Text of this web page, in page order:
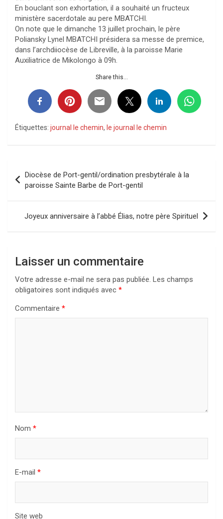
En bouclant son exhortation, il a souhaité un fructeux
ministère sacerdotale au pere MBATCHI.
On note que le dimanche 13 juillet prochain, le père
Poliansky Lynel MBATCHI présidera sa messe de premice,
dans l’archdiiocèse de Libreville, à la paroisse Marie
Auxiliatrice de Mikolongo à 09h.
Share this...
Étiquettes: journal le chemin, le journal le chemin
de
l’article
Diocèse de Port-gentil/ordination presbytérale à la
paroisse Sainte Barbe de Port-gentil
Joyeux anniversaire à l’abbé Élias, notre père Spirituel
Laisser un commentaire
Votre adresse e-mail ne sera pas publiée. Les champs
obligatoires sont indiqués avec *
Commentaire *
Nom *
E-mail *
Site web